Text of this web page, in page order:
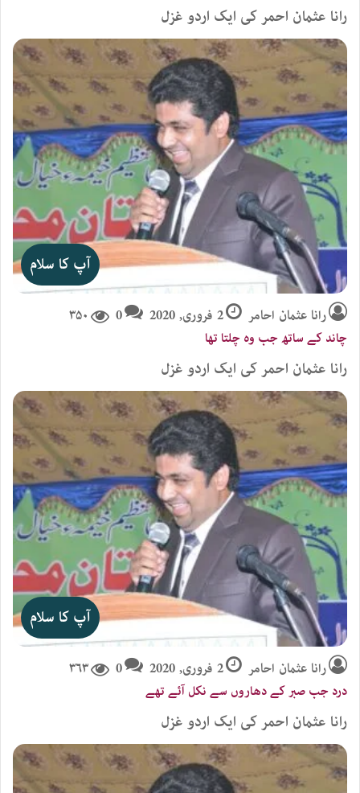
رانا عثمان احمر کی ایک اردو غزل
آپ کا سلام
رانا عثمان احامر 2 فروری, 2020 0 ۳۵۰
چاند کے ساتھ جب وہ چلتا تھا
رانا عثمان احمر کی ایک اردو غزل
آپ کا سلام
رانا عثمان احامر 2 فروری, 2020 0 ۳۶۳
درد جب صبر کے دھاروں سے نکل آئے تھے
رانا عثمان احمر کی ایک اردو غزل